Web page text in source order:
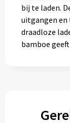
bij te laden.
uitgangen en
draadloze
bamboe